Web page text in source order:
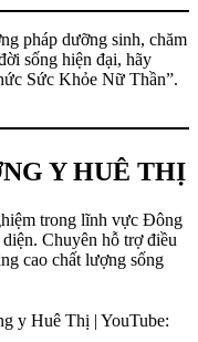
pháp dưỡng sinh, chăm
sống hiện đại, hãy
Sức Khỏe Nữ Thần”.
Y HUÊ THỊ
trong lĩnh vực Đông
Chuyên hỗ trợ điều
cao chất lượng sống
y Huê Thị | YouTube: